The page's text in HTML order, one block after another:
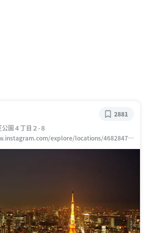
園４丁目２-８
explore/locations/46828478
2881